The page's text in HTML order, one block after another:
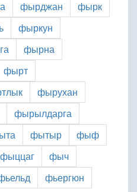
фырджан
фырк
фыркун
фырна
фырт
фырухан
фырылдарга
фытыр
фыф
фыццаг
фыч
фьергюн